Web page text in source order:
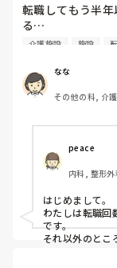
転職してもう半
る…
私が入職した時
年、あとはパート
でした。
前のリーダーも
リーダー業務を
業務を把握して
業務も教えても
みで、月一であ
今頃になってパー
マニュアルあっ
介護施設 施設
なな
その他の科, 介
peace
内科, 整形
はじめまして。
わたしは転職回
です。
それ以外のとこ
やい職場はそ